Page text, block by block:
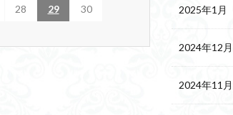
28 29
30
2025年1月
2024年12月
2024年11月